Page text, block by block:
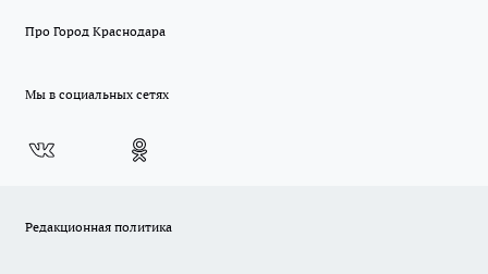
Про Город Краснодара
Мы в социальных сетях
Редакционная политика